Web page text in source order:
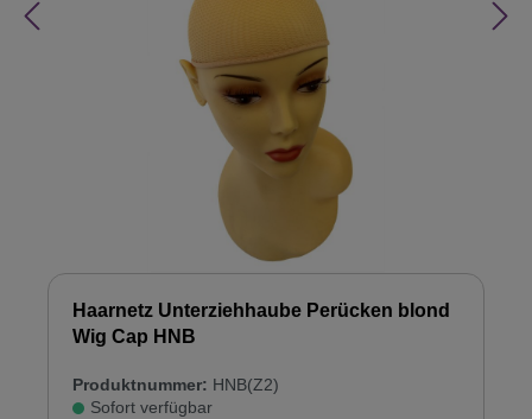
Haarnetz Unterziehhaube Perücken blond
Wig Cap HNB
Produktnummer: HNB(Z2)
Sofort verfügbar